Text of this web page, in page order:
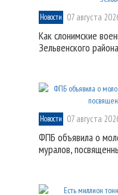
Новости 07 августа
Как слонимские
Зельвенского
Новости 07 августа
ФПБ объявила о
муралов,